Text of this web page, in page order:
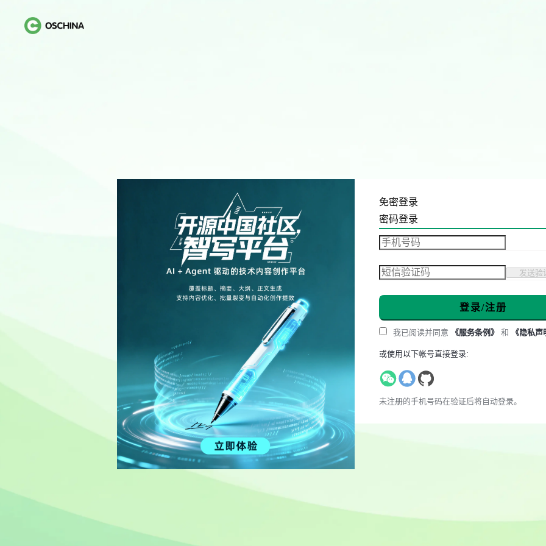
免密登录
密码登录
发送验
登录/注册
我已阅读并同意 《服务条例》 和 《隐私声
或使用以下帐号直接登录:
未注册的手机号码在验证后将自动登录。